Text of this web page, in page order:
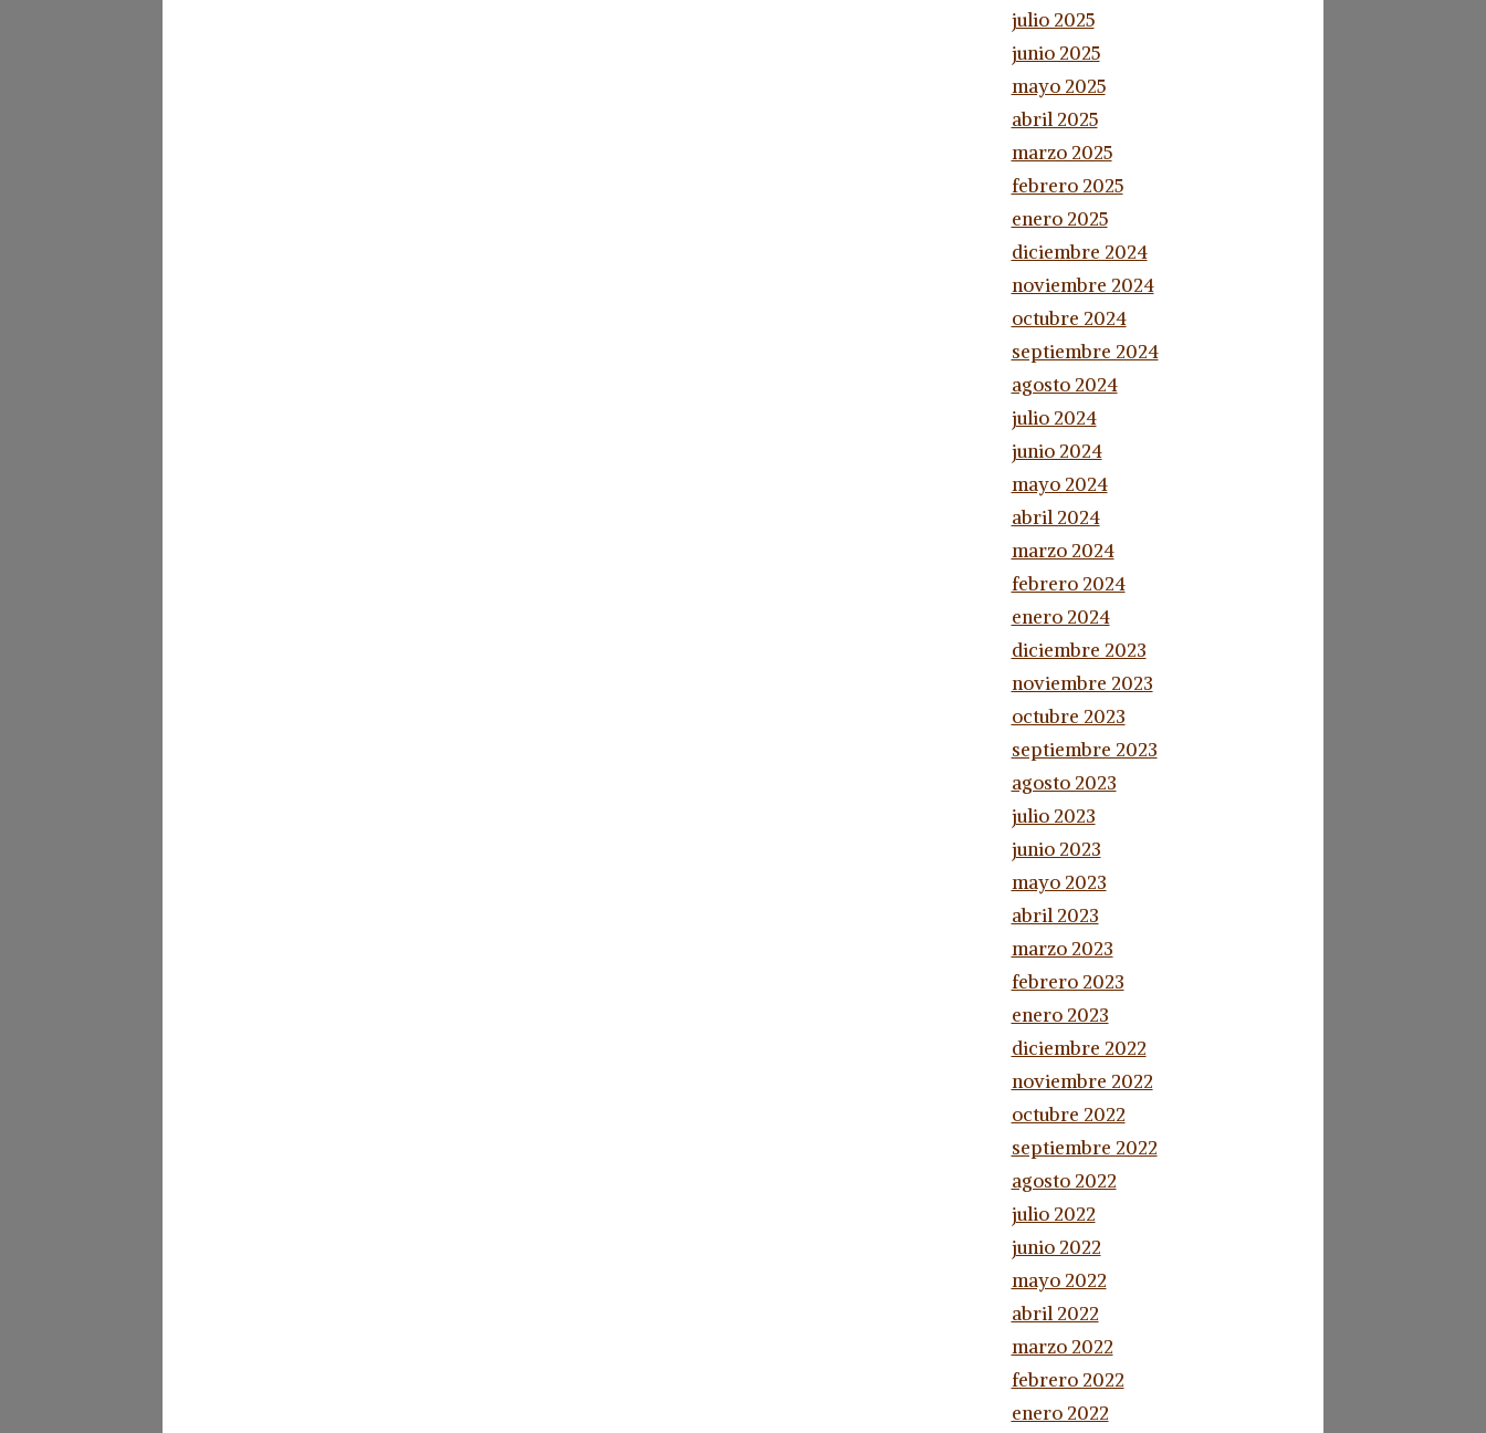
julio 2025
junio 2025
mayo 2025
abril 2025
marzo 2025
febrero 2025
enero 2025
diciembre 2024
noviembre 2024
octubre 2024
septiembre 2024
agosto 2024
julio 2024
junio 2024
mayo 2024
abril 2024
marzo 2024
febrero 2024
enero 2024
diciembre 2023
noviembre 2023
octubre 2023
septiembre 2023
agosto 2023
julio 2023
junio 2023
mayo 2023
abril 2023
marzo 2023
febrero 2023
enero 2023
diciembre 2022
noviembre 2022
octubre 2022
septiembre 2022
agosto 2022
julio 2022
junio 2022
mayo 2022
abril 2022
marzo 2022
febrero 2022
enero 2022